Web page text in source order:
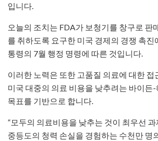
입니다.​
오늘의 조치는 FDA가 보청기를 창구로 판
를 취하도록 요구한 미국 경제의 경쟁 촉진
통령의 7월 행정 명령에 따른 것입니다.​
이러한 노력은 또한 고품질 의료에 대한 접
미국 대중의 의료 비용을 낮추려는 바이든
목표를 기반으로 합니다.
“모두의 의료비용을 낮추는 것이 최우선
중등도의 청력 손실을 경험하는 수천만 명